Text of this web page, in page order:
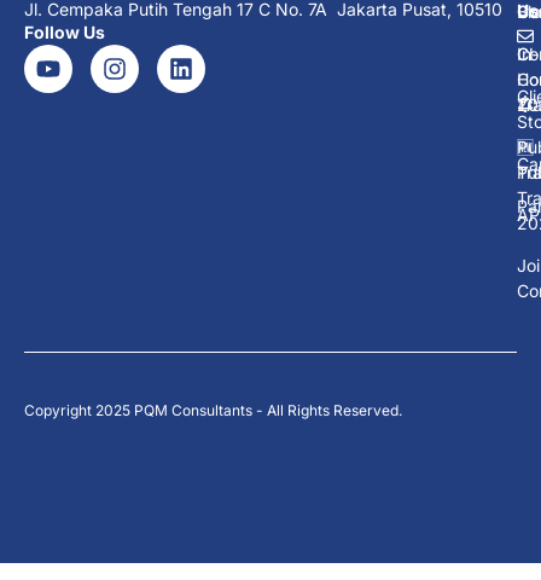
Jl. Cempaka Putih Tengah 17 C No. 7A Jakarta Pusat, 10510
Follow Us
In-
CI
🆕
Us
Copyright 2025 PQM Consultants - All Rights Reserved.